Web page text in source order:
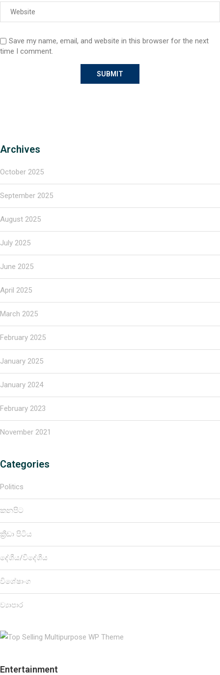
Save my name, email, and website in this browser for the next
time I comment.
Archives
October 2025
September 2025
August 2025
July 2025
June 2025
April 2025
March 2025
February 2025
January 2025
January 2024
February 2023
November 2021
Categories
Politics
කනපිට
ක්‍රීඩා පිටිය
දේශීය/විදේශීය
විශේෂාංග
ව්‍යාපාර
Entertainment